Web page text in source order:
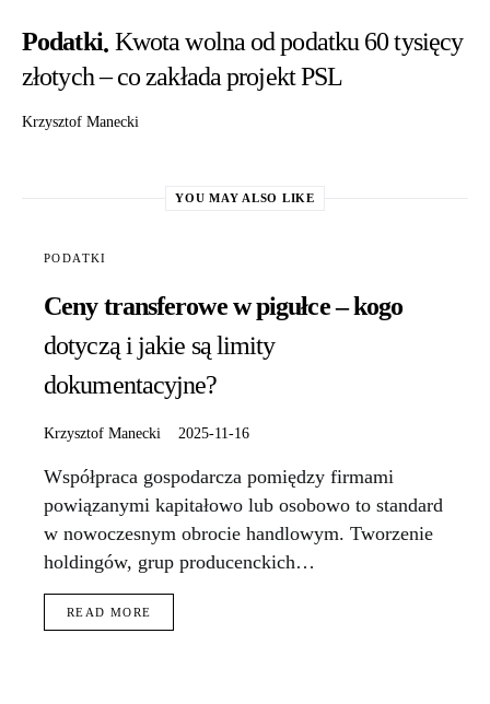
Podatki Kwota wolna od podatku 60 tysięcy
złotych – co zakłada projekt PSL
Krzysztof Manecki
YOU MAY ALSO LIKE
PODATKI
Ceny transferowe w pigułce – kogo
dotyczą i jakie są limity
dokumentacyjne?
Krzysztof Manecki 2025-11-16
Współpraca gospodarcza pomiędzy firmami
powiązanymi kapitałowo lub osobowo to standard
w nowoczesnym obrocie handlowym. Tworzenie
holdingów, grup producenckich…
READ MORE